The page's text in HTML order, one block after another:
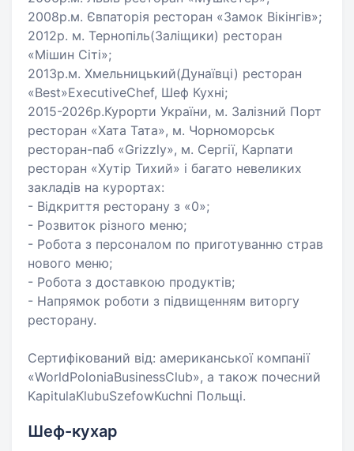
2008р.м. Євпаторія ресторан «Замок Вікінгів»;
2012р. м. Тернопіль(Заліщики) ресторан
«Мішин Сіті»;
2013р.м. Хмельницький(Дунаївці) ресторан
«Best»ExecutiveChef, Шеф Кухні;
2015-2026р.Курорти України, м. Залізний Порт
ресторан «Хата Тата», м. Чорноморськ
ресторан-паб «Grizzly», м. Сергії, Карпати
ресторан «Хутір Тихий» і багато невеликих
закладів на курортах:
- Відкриття ресторану з «0»;
- Розвиток різного меню;
- Робота з персоналом по приготуванню страв
нового меню;
- Робота з доставкою продуктів;
- Напрямок роботи з підвищенням виторгу
ресторану.
Сертифікований від: американської компанії
«WorldPoloniaBusinessClub», а також почесний
KapitulaKlubuSzefowKuchni Польщі.
Шеф-кухар